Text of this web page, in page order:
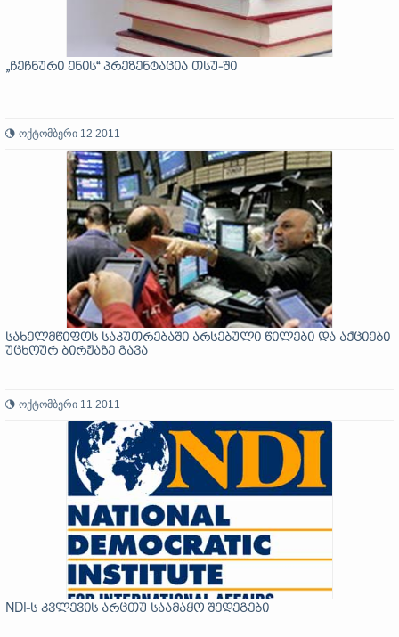
„ჩეჩნური ენის“ პრეზენტაცია თსუ-ში
ოქტომბერი 12 2011
სახელმწიფოს საკუთრებაში არსებული წილები და აქციები
უცხოურ ბირჟაზე გავა
ოქტომბერი 11 2011
NDI-ს კვლევის არცთუ საამაყო შედეგები